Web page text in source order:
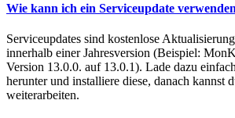
Wie kann ich ein Serviceupdate
Serviceupdates sind kostenlose
innerhalb einer Jahresversion (Beispiel:
Version 13.0.0. auf 13.0.1). Lade dazu
herunter und installiere diese, danach kannst
weiterarbeiten.